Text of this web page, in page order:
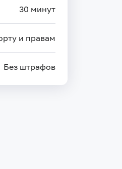
30 минут
и правам
Без штрафов